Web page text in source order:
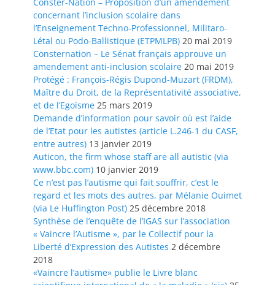
concernant l’inclusion scolaire dans
l’Enseignement Techno-Professionnel, Militaro-
Létal ou Podo-Ballistique (ETPMLPB) 20 mai 2019
Consternation – Le Sénat français approuve un
amendement anti-inclusion scolaire 20 mai 2019
Protégé : François-Régis Dupond-Muzart (FRDM),
Maître du Droit, de la Représentativité associative,
et de l’Egoïsme 25 mars 2019
Demande d’information pour savoir où est l’aide
de l’Etat pour les autistes (article L.246-1 du CASF,
entre autres) 13 janvier 2019
Auticon, the firm whose staff are all autistic (via
www.bbc.com) 10 janvier 2019
Ce n’est pas l’autisme qui fait souffrir, c’est le
regard et les mots des autres, par Mélanie Ouimet
(via Le Huffington Post) 25 décembre 2018
Synthèse de l’enquête de l’IGAS sur l’association
« Vaincre l’Autisme », par le Collectif pour la
Liberté d’Expression des Autistes 2 décembre
2018
«Vaincre l’autisme» publie le Livre blanc